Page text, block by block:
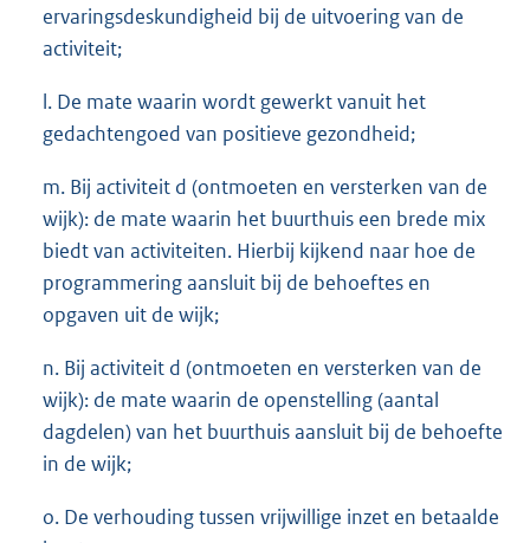
ervaringsdeskundigheid bij de uitvoering van de
activiteit;
l. De mate waarin wordt gewerkt vanuit het
gedachtengoed van positieve gezondheid;
m. Bij activiteit d (ontmoeten en versterken van de
wijk): de mate waarin het buurthuis een brede mix
biedt van activiteiten. Hierbij kijkend naar hoe de
programmering aansluit bij de behoeftes en
opgaven uit de wijk;
n. Bij activiteit d (ontmoeten en versterken van de
wijk): de mate waarin de openstelling (aantal
dagdelen) van het buurthuis aansluit bij de behoefte
in de wijk;
o. De verhouding tussen vrijwillige inzet en betaalde